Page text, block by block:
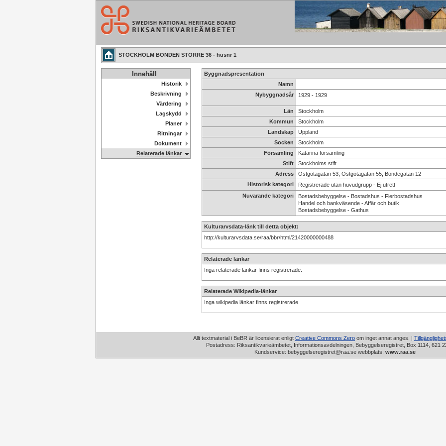
STOCKHOLM BONDEN STÖRRE 36 - husnr 1
Innehåll
Historik
Beskrivning
Värdering
Lagskydd
Planer
Ritningar
Dokument
Relaterade länkar
Byggnadspresentation
Namn
Nybyggnadsår
1929 - 1929
Län
Stockholm
Kommun
Stockholm
Landskap
Uppland
Socken
Stockholm
Församling
Katarina församling
Stift
Stockholms stift
Adress
Östgötagatan 53, Östgötagatan 55, Bondegatan 12
Historisk kategori
Registrerade utan huvudgrupp - Ej utrett
Nuvarande kategori
Bostadsbebyggelse - Bostadshus - Flerbostadshus
Handel och bankväsende - Affär och butik
Bostadsbebyggelse - Gathus
Kulturarvsdata-länk till detta objekt:
http://kulturarvsdata.se/raa/bbr/html/21420000000488
Relaterade länkar
Inga relaterade länkar finns registrerade.
Relaterade Wikipedia-länkar
Inga wikipedia länkar finns registrerade.
Allt textmaterial i BeBR är licensierat enligt Creative Commons Zero om inget annat anges. |
Postadress: Riksantikvarieämbetet, Informationsavdelningen, Bebyggelseregistret, Box 1114, 621
Kundservice: bebyggelseregistret@raa.se webbplats: www.raa.se